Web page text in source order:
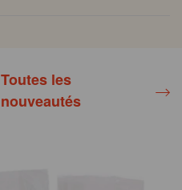
Toutes les
nouveautés